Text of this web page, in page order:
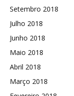
Setembro 2018
Julho 2018
Junho 2018
Maio 2018
Abril 2018
Março 2018